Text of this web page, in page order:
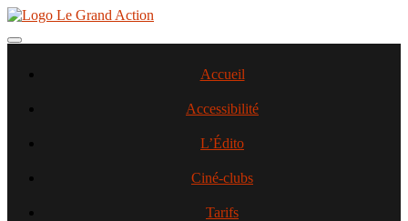
Aller
contenu
Toggle navigation
Accueil
Accessibilité
L’Édito
Ciné-clubs
Tarifs